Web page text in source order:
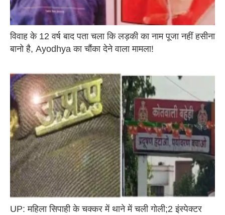
विवाह के 12 वर्ष बाद पता चला कि लड़की का नाम पूजा नहीं हसीना
बानो है, Ayodhya का चौंका देने वाला मामला!
UP: महिला सिपाही के चक्कर में थाने में चली गोली;2 इंस्पेक्टर